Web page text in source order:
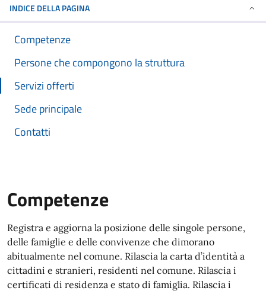
INDICE DELLA PAGINA
Competenze
Persone che compongono la struttura
Servizi offerti
Sede principale
Contatti
Competenze
Registra e aggiorna la posizione delle singole persone,
delle famiglie e delle convivenze che dimorano
abitualmente nel comune. Rilascia la carta d’identità a
cittadini e stranieri, residenti nel comune. Rilascia i
certificati di residenza e stato di famiglia. Rilascia i